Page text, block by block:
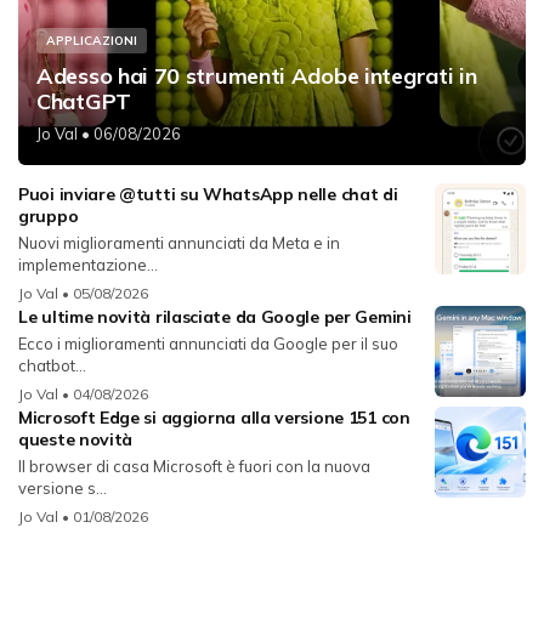
APPLICAZIONI
Adesso hai 70 strumenti Adobe integrati in
ChatGPT
Jo Val• 06/08/2026
Puoi inviare @tutti su WhatsApp nelle chat di
gruppo
Nuovi miglioramenti annunciati da Meta e in
implementazione...
Jo Val • 05/08/2026
Le ultime novità rilasciate da Google per Gemini
Ecco i miglioramenti annunciati da Google per il suo
chatbot...
Jo Val • 04/08/2026
Microsoft Edge si aggiorna alla versione 151 con
queste novità
Il browser di casa Microsoft è fuori con la nuova
versione s...
Jo Val • 01/08/2026